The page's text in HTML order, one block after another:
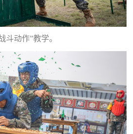
斗动作”教学。